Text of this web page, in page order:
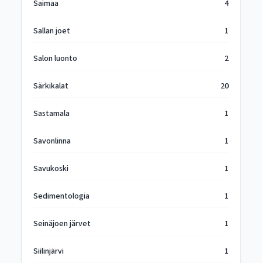
Saimaa 4
Sallan joet 1
Salon luonto 2
Särkikalat 20
Sastamala 1
Savonlinna 1
Savukoski 1
Sedimentologia 1
Seinäjoen järvet 1
Siilinjärvi 1